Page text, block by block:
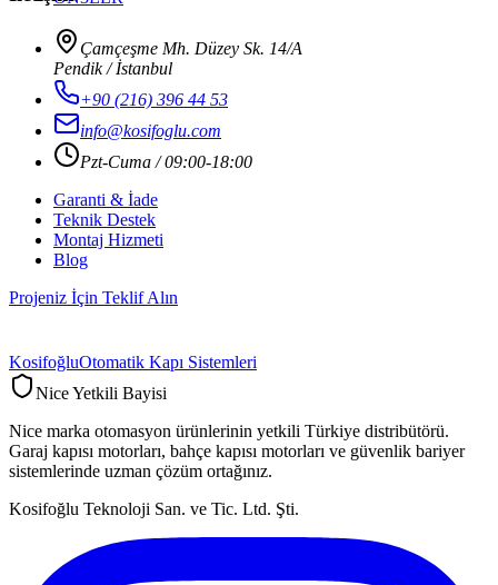
Çamçeşme Mh. Düzey Sk. 14/A
Pendik / İstanbul
+90 (216) 396 44 53
info@kosifoglu.com
Pzt-Cuma / 09:00-18:00
Garanti & İade
Teknik Destek
Montaj Hizmeti
Blog
Projeniz İçin Teklif Alın
KosifoğluOtomatik Kapı Sistemleri
Nice Yetkili Bayisi
Nice marka otomasyon ürünlerinin yetkili Türkiye distribütörü.
Garaj kapısı motorları, bahçe kapısı motorları ve güvenlik bariyer
sistemlerinde uzman çözüm ortağınız.
Kosifoğlu Teknoloji San. ve Tic. Ltd. Şti.